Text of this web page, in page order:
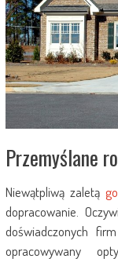
Przemyślane
Niewątpliwą zaletą
dopracowanie.
doświadczonych
opracowywany